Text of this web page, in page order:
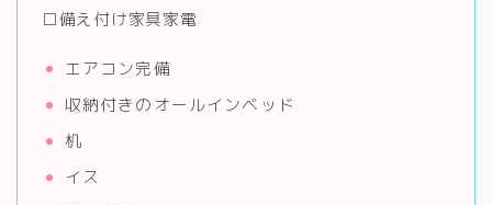
□備え付け家具家電
エアコン完備
収納付きのオールインベッド
机
イス